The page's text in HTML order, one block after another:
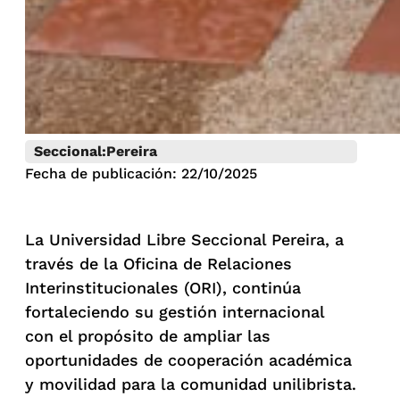
Seccional:Pereira
Fecha de publicación: 22/10/2025
La Universidad Libre Seccional Pereira, a
través de la Oficina de Relaciones
Interinstitucionales (ORI), continúa
fortaleciendo su gestión internacional
con el propósito de ampliar las
oportunidades de cooperación académica
y movilidad para la comunidad unilibrista.